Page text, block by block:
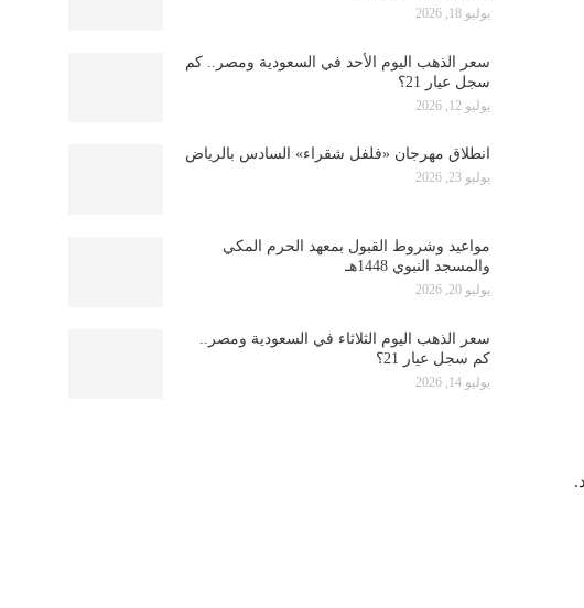
يوليو 18, 2026
سعر الذهب اليوم الأحد في السعودية ومصر.. كم
سجل عيار 21؟
يوليو 12, 2026
انطلاق مهرجان «فلفل شقراء» السادس بالرياض
يوليو 23, 2026
مواعيد وشروط القبول بمعهد الحرم المكي
والمسجد النبوي 1448هـ
يوليو 20, 2026
سعر الذهب اليوم الثلاثاء في السعودية ومصر..
كم سجل عيار 21؟
يوليو 14, 2026